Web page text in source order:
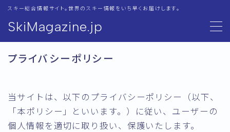
SkiMagazine.jp
スキー総合情報サイト。世界のスキー情報をいち早くお届けします。
アルペン
2025アルペンスキー世界選手権
プライバシーポリシー
当サイトは、以下のプライバシーポリシー（以下、
「本ポリシー」といいます。）に従い、ユーザーの
個人情報を適切に取り扱い、保護いたします。